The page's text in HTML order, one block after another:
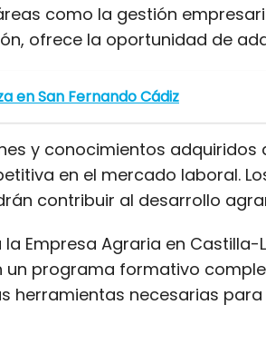
como la gestión
ofrece la oportunidad de
en San Fernando Cádiz
y conocimientos
en el mercado laboral.
contribuir al desarrollo
Empresa Agraria en
programa formativo
herramientas necesarias